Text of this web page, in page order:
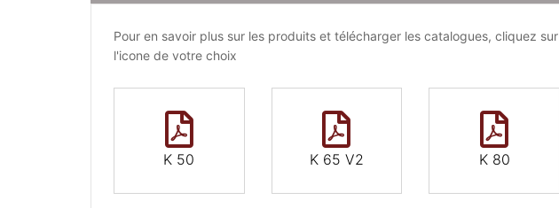
Pour en savoir plus sur les produits et télécharger les catalogues, cliquez sur
l'icone de votre choix
K 50 K 65 V2 K 80